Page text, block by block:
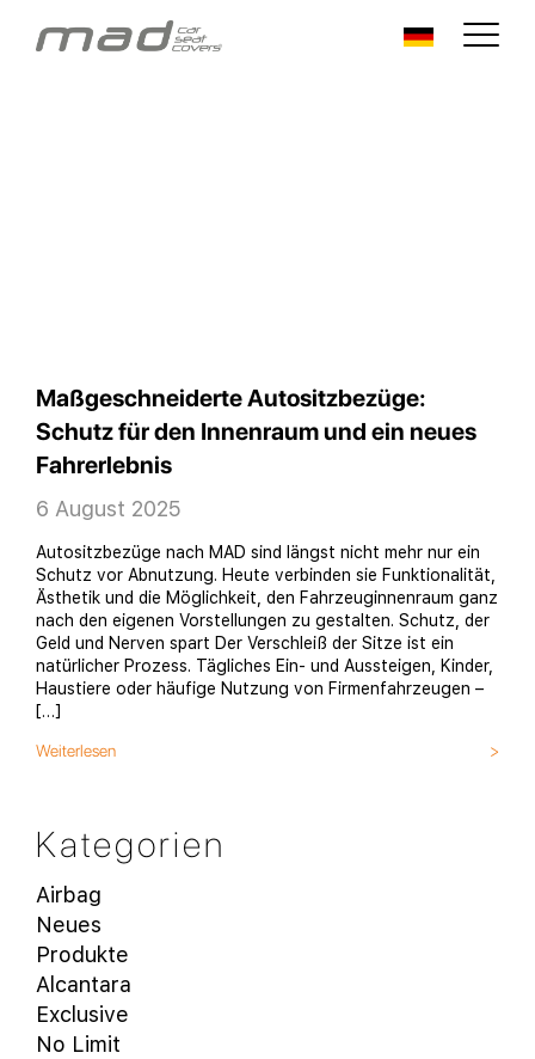
Maßgeschneiderte Autositzbezüge:
Schutz für den Innenraum und ein neues
Fahrerlebnis
6 August 2025
Autositzbezüge nach MAD sind längst nicht mehr nur ein
Schutz vor Abnutzung. Heute verbinden sie Funktionalität,
Ästhetik und die Möglichkeit, den Fahrzeuginnenraum ganz
nach den eigenen Vorstellungen zu gestalten. Schutz, der
Geld und Nerven spart Der Verschleiß der Sitze ist ein
natürlicher Prozess. Tägliches Ein- und Aussteigen, Kinder,
Haustiere oder häufige Nutzung von Firmenfahrzeugen –
[…]
Weiterlesen
Kategorien
Airbag
Neues
Produkte
Alcantara
Exclusive
No Limit